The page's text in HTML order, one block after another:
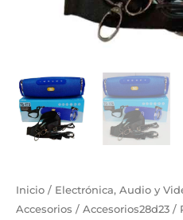
Inicio / Electrónica, Audio y
Accesorios / Accesorios28d23 /